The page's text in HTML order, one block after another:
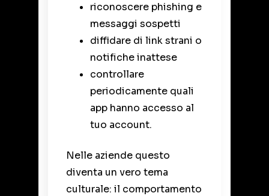
riconoscere phishing e
messaggi sospetti
diffidare di link strani o
notifiche inattese
controllare
periodicamente quali
app hanno accesso al
tuo account.
Nelle aziende questo
diventa un vero tema
culturale: il comportamento